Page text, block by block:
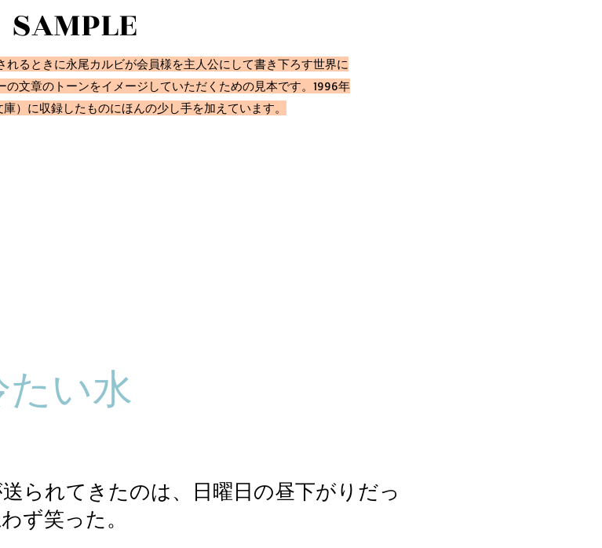
​SAMPLE
るときに永尾カルビが​会員様を主人公にして書き下ろす世界に
文章のトーンをイメージしていただくための見本です。1996年
）に収録したものにほんの少し手を加えています。
たい水
られてきたのは、日曜日の昼下がりだっ
ず笑った。